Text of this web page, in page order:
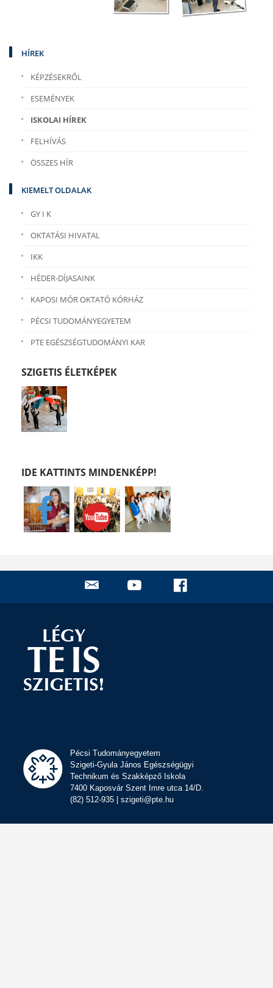
HÍREK
KÉPZÉSEKRŐL
ESEMÉNYEK
ISKOLAI HÍREK
FELHÍVÁS
ÖSSZES HÍR
KIEMELT OLDALAK
GY I K
OKTATÁSI HIVATAL
IKK
HÉDER-DÍJASAINK
KAPOSI MÓR OKTATÓ KÓRHÁZ
PÉCSI TUDOMÁNYEGYETEM
PTE EGÉSZSÉGTUDOMÁNYI KAR
SZIGETIS ÉLETKÉPEK
IDE KATTINTS MINDENKÉPP!
Pécsi Tudományegyetem
Szigeti-Gyula János Egészségügyi
Technikum és Szakképző Iskola
7400 Kaposvár Szent Imre utca 14/D.
(82) 512-935 | szigeti@pte.hu